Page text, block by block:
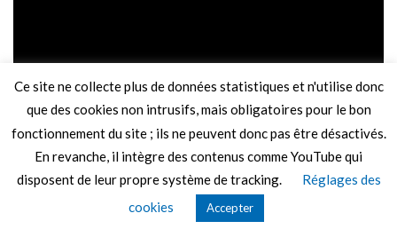
Open Close DoorparCrane Game StudiosurSteam(4,49 €
jusqu’à vendredi)
Ce site ne collecte plus de données statistiques et n'utilise donc
que des cookies non intrusifs, mais obligatoires pour le bon
fonctionnement du site ; ils ne peuvent donc pas être désactivés.
En revanche, il intègre des contenus comme YouTube qui
disposent de leur propre système de tracking.
Réglages des
cookies
Accepter